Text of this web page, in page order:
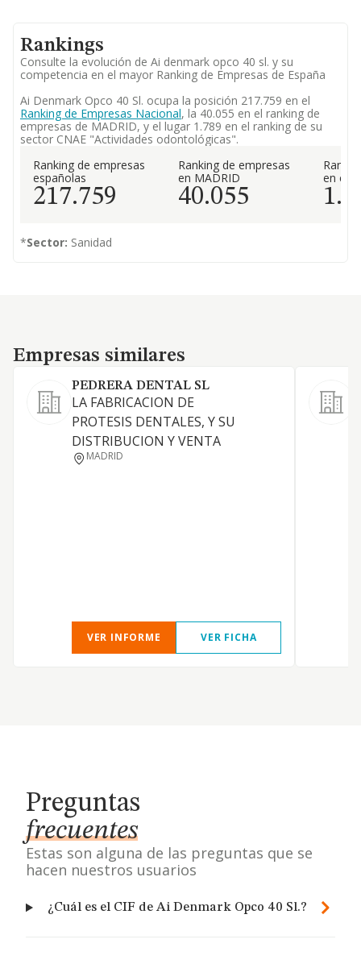
Rankings
Consulte la evolución de Ai denmark opco 40 sl. y su
competencia en el mayor Ranking de Empresas de España
Ai Denmark Opco 40 Sl. ocupa la posición 217.759 en el
Ranking de Empresas Nacional, la 40.055 en el ranking de
empresas de MADRID, y el lugar 1.789 en el ranking de su
sector CNAE "Actividades odontológicas".
Ranking de empresas
españolas
217.759
Ranking de empresas
en MADRID
40.055
en el
*Sector: Sanidad
Empresas similares
Empresas similares
PEDRERA DENTAL SL
LA FABRICACION DE
PROTESIS DENTALES, Y SU
DISTRIBUCION Y VENTA
MADRID
VER INFORME VER FICHA
Preguntas
frecuentes
Estas son alguna de las preguntas que se
hacen nuestros usuarios
¿Cuál es el CIF de Ai Denmark Opco 40 Sl.?